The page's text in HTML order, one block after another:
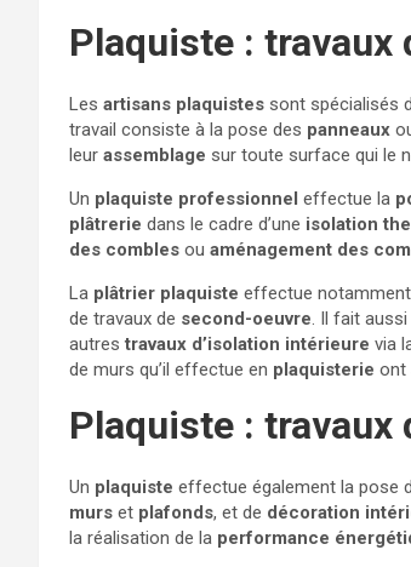
Plaquiste : travaux
Les artisans plaquistes sont spécialisés
travail consiste à la pose des panneaux
leur assemblage sur toute surface qui le
Un plaquiste professionnel effectue la
plâtrerie dans le cadre d’une isolation
des combles ou aménagement des
La plâtrier plaquiste effectue
de travaux de second-oeuvre. Il fait
autres travaux d’isolation intérieure via
de murs qu’il effectue en plaquisterie ont
Plaquiste :
Un plaquiste effectue également la pose
murs et plafonds, et de décoration
la réalisation de la performance